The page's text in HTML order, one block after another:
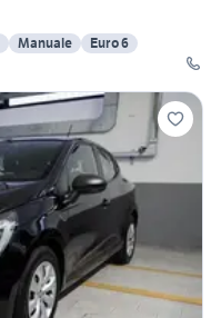
Manuale
Euro 6